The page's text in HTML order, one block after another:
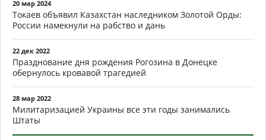
20 мар 2024
Токаев объявил Казахстан наследником Золотой Орды:
России намекнули на рабство и дань
22 дек 2022
Празднование дня рождения Рогозина в Донецке
обернулось кровавой трагедией
28 мар 2022
Милитаризацией Украины все эти годы занимались
Штаты